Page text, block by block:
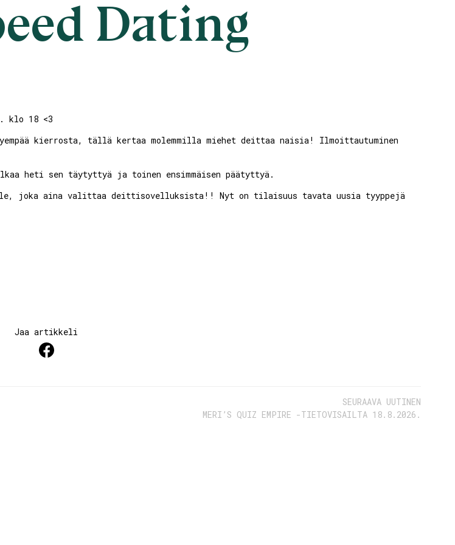
Dating
klo 18 <3
kierrosta, tällä kertaa molemmilla miehet deittaa naisia! Ilmoittautuminen
heti sen täytyttyä ja toinen ensimmäisen päätyttyä.
joka aina valittaa deittisovelluksista!! Nyt on tilaisuus tavata uusia tyyppejä
Jaa artikkeli
SEURAAVA UUTINEN
MERI’S QUIZ EMPIRE -TIETOVISAILTA 18.8.2026.